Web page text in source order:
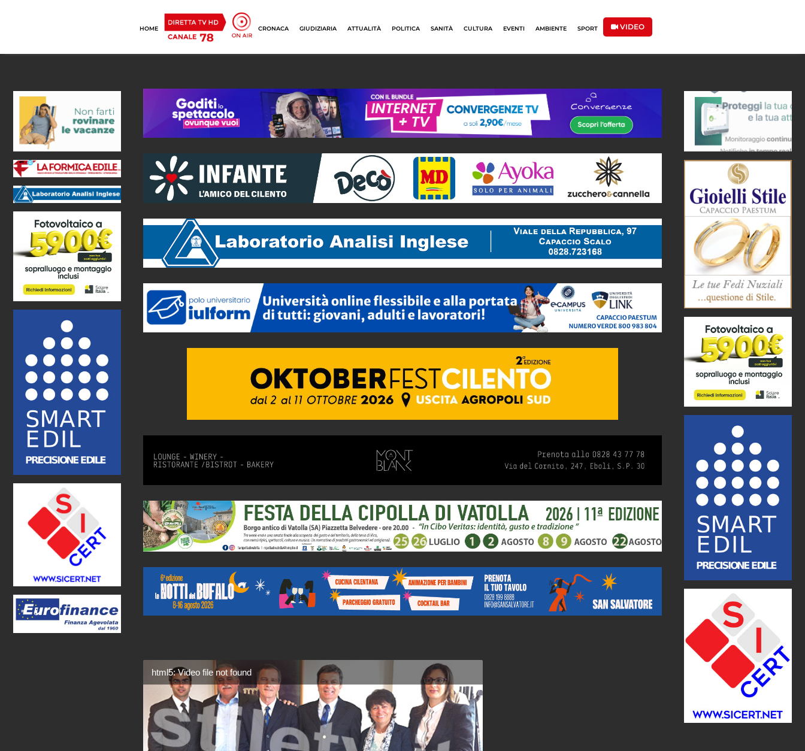
HOME CRONACA GIUDIZIARIA ATTUALITÀ POLITICA SANITÀ CULTURA EVENTI AMBIENTE SPORT VIDEO
html5: Video file not found